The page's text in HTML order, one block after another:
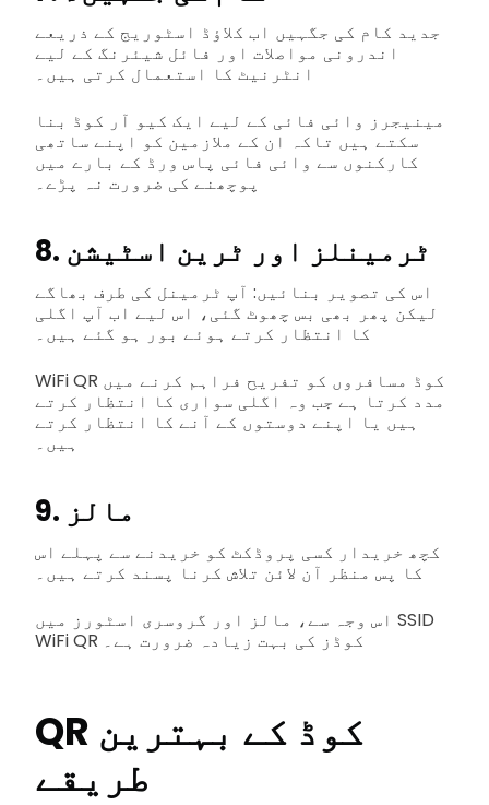
جدید کام کی جگہیں اب کلاؤڈ اسٹوریج کے ذریعے
اندرونی مواصلات اور فائل شیئرنگ کے لیے
انٹرنیٹ کا استعمال کرتی ہیں۔
مینیجرز وائی فائی کے لیے ایک کیو آر کوڈ بنا
سکتے ہیں تاکہ ان کے ملازمین کو اپنے ساتھی
کارکنوں سے وائی فائی پاس ورڈ کے بارے میں
پوچھنے کی ضرورت نہ پڑے۔
8. ٹرمینلز اور ٹرین اسٹیشن
اس کی تصویر بنائیں: آپ ٹرمینل کی طرف بھاگے
لیکن پھر بھی بس چھوٹ گئی، اس لیے اب آپ اگلی
کا انتظار کرتے ہوئے بور ہو گئے ہیں۔
WiFi QR کوڈ مسافروں کو تفریح فراہم کرنے میں
مدد کرتا ہے جب وہ اگلی سواری کا انتظار کرتے
ہیں یا اپنے دوستوں کے آنے کا انتظار کرتے
ہیں۔
9. مالز
کچھ خریدار کسی پروڈکٹ کو خریدنے سے پہلے اس
کا پس منظر آن لائن تلاش کرنا پسند کرتے ہیں۔
اس وجہ سے، مالز اور گروسری اسٹورز میں SSID
WiFi QR کوڈز کی بہت زیادہ ضرورت ہے۔
QR کوڈ کے بہترین
طریقے